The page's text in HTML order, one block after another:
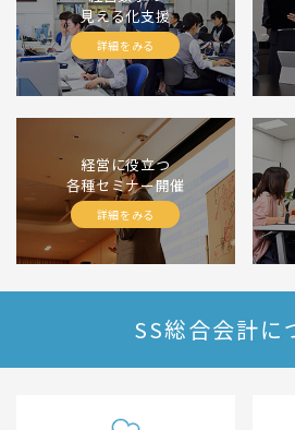
見える化支援
詳細をみる
経営に役立つ
各種セミナー開催
詳細をみる
SS総合会計に